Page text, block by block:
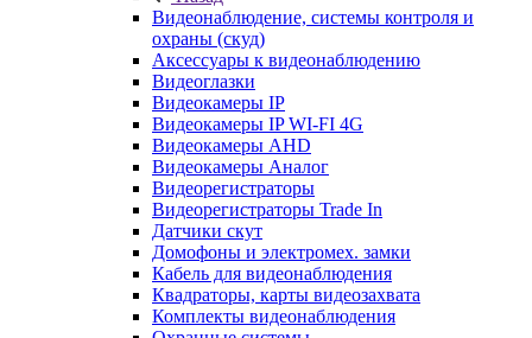
Видеонаблюдение, системы контроля и
охраны (скуд)
Аксессуары к видеонаблюдению
Видеоглазки
Видеокамеры IP
Видеокамеры IP WI-FI 4G
Видеокамеры AHD
Видеокамеры Аналог
Видеорегистраторы
Видеорегистраторы Trade In
Датчики скут
Домофоны и электромех. замки
Кабель для видеонаблюдения
Квадраторы, карты видеозахвата
Комплекты видеонаблюдения